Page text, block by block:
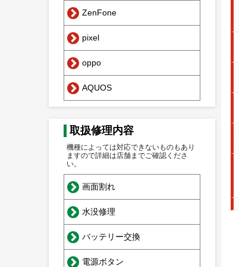
ZenFone
pixel
oppo
AQUOS
取扱修理内容
機種によっては対応できないものもあり
ますので詳細は店舗までご確認くださ
い。
画面割れ
水没修理
バッテリー交換
電源ボタン